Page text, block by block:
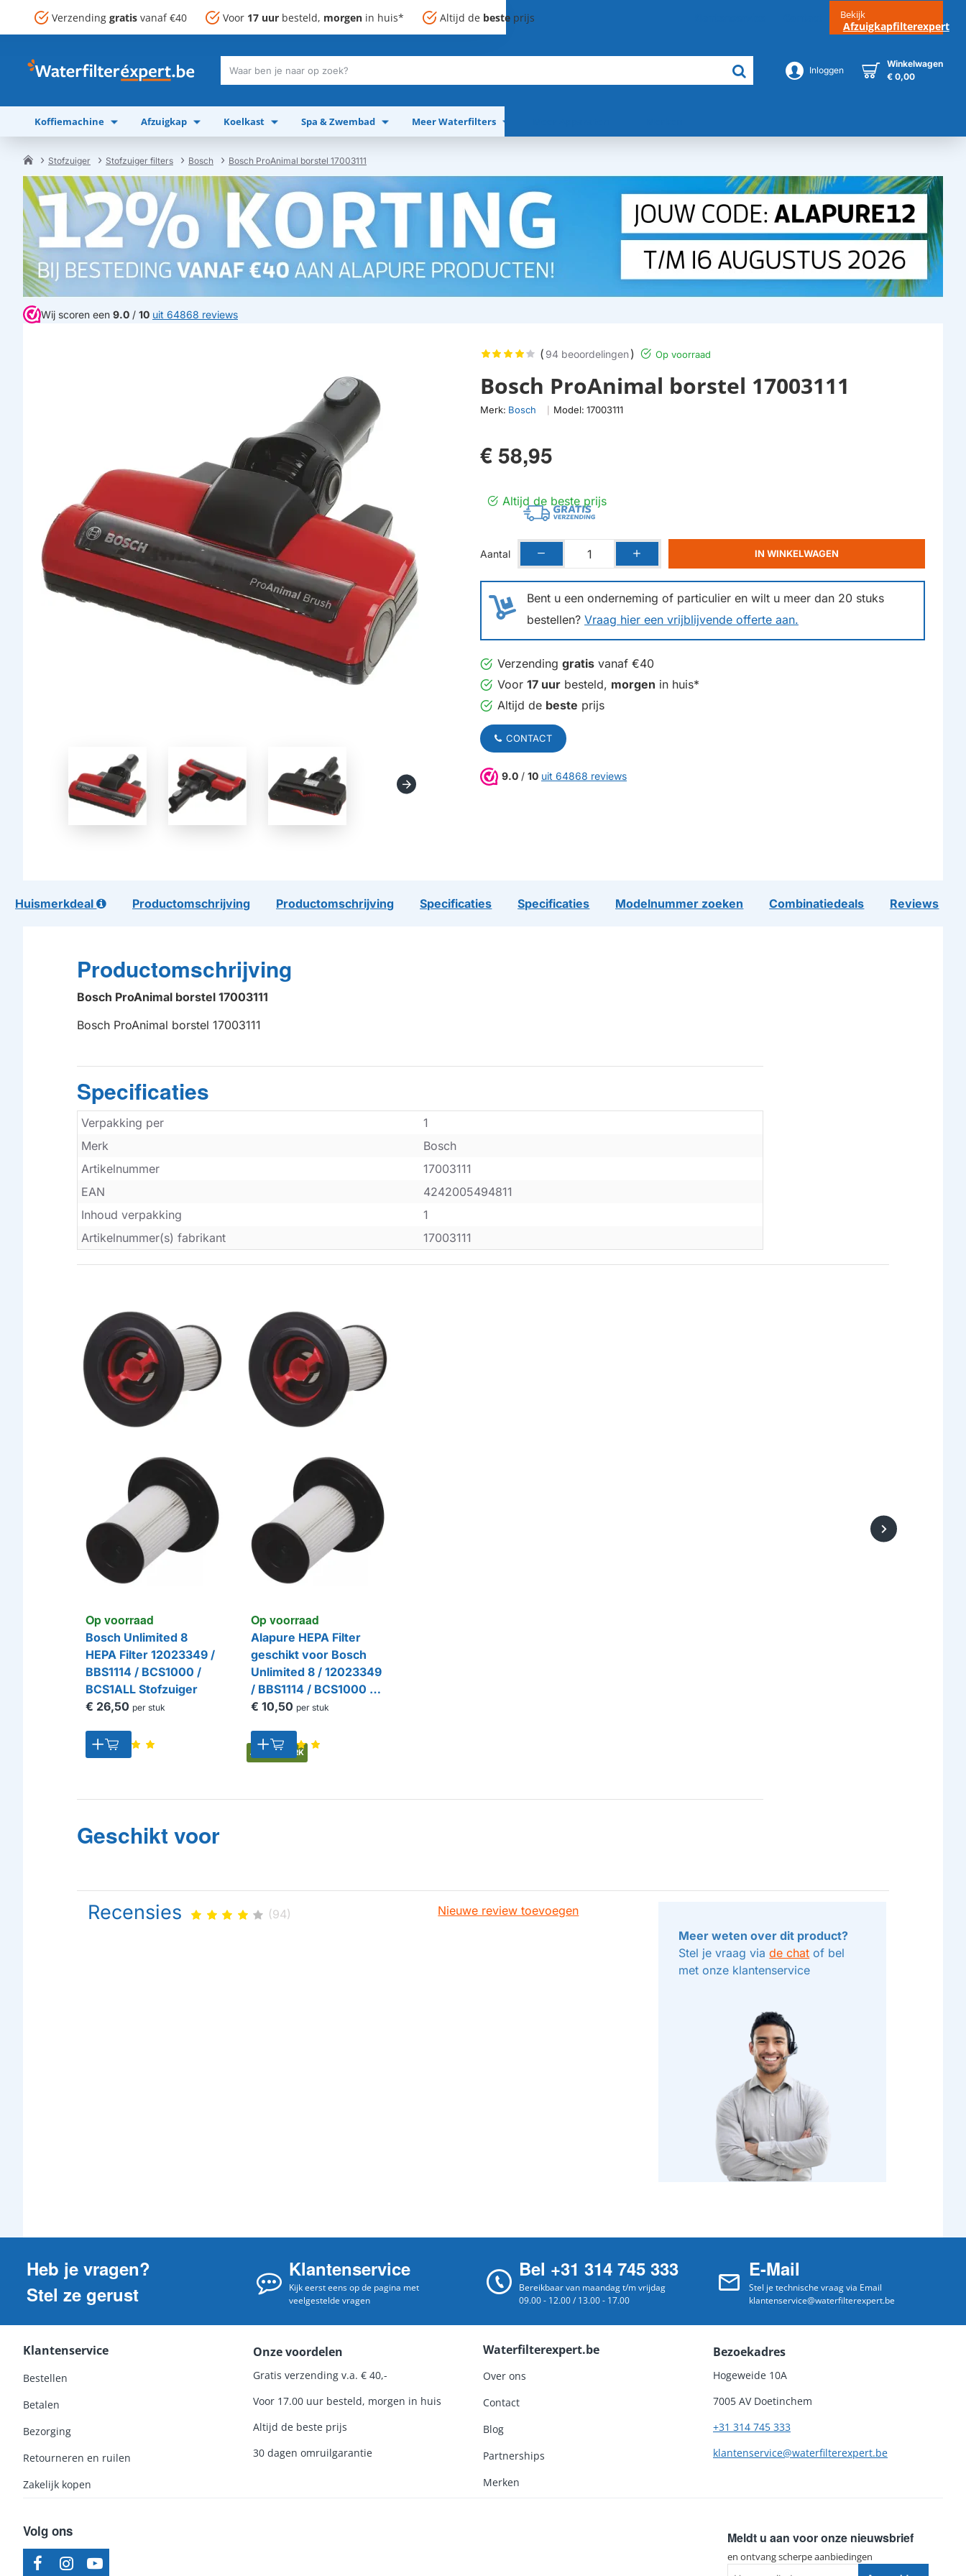
Verzending gratis vanaf €40 Voor 17 uur besteld, morgen in huis* Altijd de beste prijs Bekijk
Afzuigkapfilterexpert
Waar
je
naar
op
Inloggen
Winkelwagen
€ 0,00
Koffiemachine Afzuigkap Koelkast Spa & Zwembad Meer Waterfilters
Stofzuiger Stofzuiger filters Bosch Bosch ProAnimal borstel 17003111
Wij scoren een 9.0 / 10 uit 64868 reviews
Bosch ProAnimal borstel 17003111
Merk: Bosch Model: 17003111
( 94 beoordelingen) Op voorraad
€ 58,95
Altijd de beste prijs
Bent u een onderneming of particulier en wilt u meer dan 20 stuks
bestellen? Vraag hier een vrijblijvende offerte aan.
Aantal IN WINKELWAGEN
Verzending gratis vanaf €40
Voor 17 uur besteld, morgen in huis*
Altijd de beste prijs
CONTACT
9.0 / 10 uit 64868 reviews
Huismerkdeal Productomschrijving Productomschrijving Specificaties Specificaties Modelnummer zoeken Combinatiedeals Reviews
Productomschrijving
Bosch ProAnimal borstel 17003111
Bosch ProAnimal borstel 17003111
Specificaties
Verpakking per
1
Merk
Bosch
Artikelnummer
17003111
EAN
4242005494811
Inhoud verpakking
1
Artikelnummer(s) fabrikant
17003111
Op voorraad
Bosch Unlimited 8
HEPA Filter 12023349 /
BBS1114 / BCS1000 /
BCS1ALL Stofzuiger
€ 26,50 per stuk
HUISMERK
Op voorraad
Alapure HEPA Filter
geschikt voor Bosch
Unlimited 8 / 12023349
/ BBS1114 / BCS1000 /
BCS1ALL Stofzuiger
€ 10,50 per stuk
Geschikt voor
Recensies (94)
Nieuwe review toevoegen
Meer weten over dit product?
Stel je vraag viade chat of bel
met onze klantenservice
Heb je vragen?
Stel ze gerust
Klantenservice
Kijk eerst eens op de pagina met
veelgestelde vragen
Bel +31 314 745 333
Bereikbaar van maandag t/m vrijdag
09.00 - 12.00 / 13.00 - 17.00
E-Mail
Stel je technische vraag via Email
klantenservice@waterfilterexpert.be
Klantenservice
Bestellen
Betalen
Bezorging
Retourneren en ruilen
Zakelijk kopen
Onze voordelen
Gratis verzending v.a. € 40,-
Voor 17.00 uur besteld, morgen in huis
Altijd de beste prijs
30 dagen omruilgarantie
Waterfilterexpert.be
Over ons
Contact
Blog
Partnerships
Merken
Bezoekadres
Hogeweide 10A
7005 AV Doetinchem
+31 314 745 333
klantenservice@waterfilterexpert.be
Volg ons Meldt u aan voor onze nieuwsbrief
en ontvang scherpe aanbiedingen